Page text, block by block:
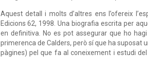
Aquest detall i molts d’altres ens l’ofereix
Edicions 62, 1998. Una biografia escrita per
en definitiva. No es pot assegurar que ho
primerenca de Calders, però sí que ha suposat
pàgines) pel que fa al coneixement i estudi